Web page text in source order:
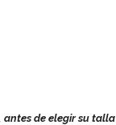
antes de elegir su talla